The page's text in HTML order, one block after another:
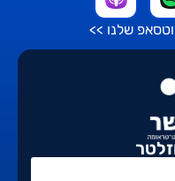
שלנו >>